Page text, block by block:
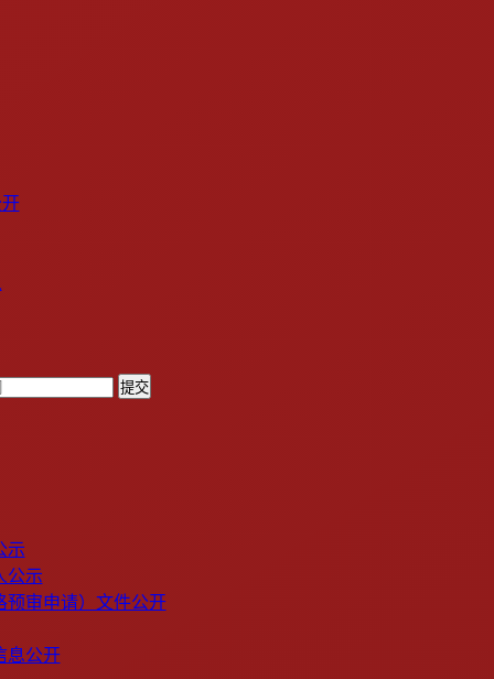
提交
示
公示
预审申请）文件公开
息公开